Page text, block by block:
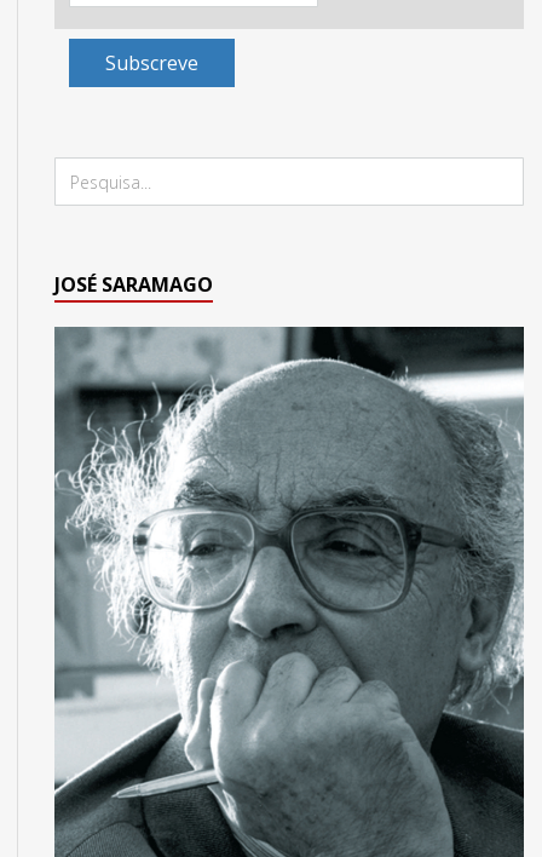
Subscreve
JOSÉ SARAMAGO